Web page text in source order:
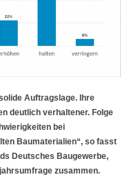
Auftragslage. Ihre
deutlich verhaltener. Folge
bei
Baumaterialien“, so fasst
Deutsches Baugewerbe,
zusammen.